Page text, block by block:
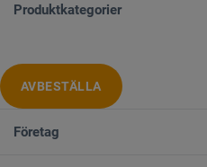
Produktkategorier
AVBESTÄLLA
Företag